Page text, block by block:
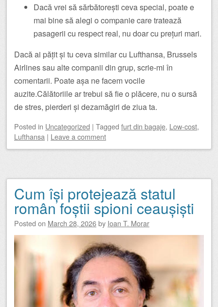
Dacă vrei să sărbătorești ceva special, poate e
mai bine să alegi o companie care tratează
pasagerii cu respect real, nu doar cu prețuri mari.
Dacă ai pățit și tu ceva similar cu Lufthansa, Brussels
Airlines sau alte companii din grup, scrie-mi în
comentarii. Poate așa ne facem vocile
auzite.Călătoriile ar trebui să fie o plăcere, nu o sursă
de stres, pierderi și dezamăgiri de ziua ta.
Posted in Uncategorized | Tagged furt din bagaje, Low-cost,
Lufthansa | Leave a comment
Cum își protejează statul
român foștii spioni ceaușiști
Posted on March 28, 2026by Ioan T. Morar